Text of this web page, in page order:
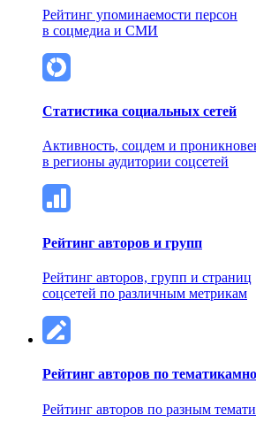
Рейтинг упоминаемости персон
в соцмедиа и СМИ
Статистика социальных сетей
Активность, соцдем и
в регионы аудитории соцсетей
Рейтинг авторов и групп
Рейтинг авторов, групп и страниц
соцсетей по различным метрикам
Рейтинг авторов по тематикам
Рейтинг авторов по разным